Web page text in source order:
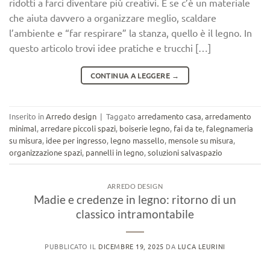
che aiuta davvero a organizzare meglio, scaldare
l’ambiente e “far respirare” la stanza, quello è il legno. In
questo articolo trovi idee pratiche e trucchi […]
CONTINUA A LEGGERE →
Inserito inArredo design | Taggato arredamento casa,arredamento
minimal,arredare piccoli spazi, boiserie legno, fai da te, falegnameria
su misura, idee per ingresso, legno massello, mensole su misura,
organizzazione spazi, pannelli in legno,soluzioni salvaspazio
ARREDO DESIGN
Madie e credenze in legno: ritorno di un
classico intramontabile
PUBBLICATO IL DICEMBRE 19, 2025 DA LUCA LEURINI